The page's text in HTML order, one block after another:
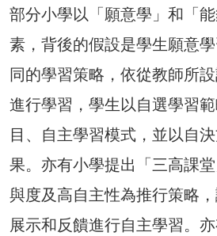
部分小學以「願意學」和「
素，背後的假設是學生願意
同的學習策略，依從教師所
進行學習，學生以自選學習
目、自主學習模式，並以自
果。亦有小學提出「三高課
與度及高自主性為推行策略，
展示和反饋進行自主學習。